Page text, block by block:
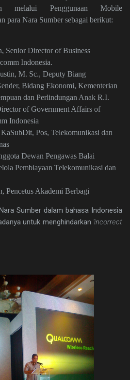
melalui Penggunaan Mobile
para Nara Sumber sebagai berikut:
Senior Director of Business
Indonesia.
M. Sc., Deputy Biang
Bidang Ekonomi, Kementerian
dan Perlindungan Anak R.I.
of Government Affairs of
Indonesia
Pos, Telekomunikasi dan
Dewan Pengawas Balai
Pembiayaan Telekomunikasi dan
Pencetus Akademi Berbagi
Sumber dalam bahasa Indonesia
untuk menghindarkan 'incorrect